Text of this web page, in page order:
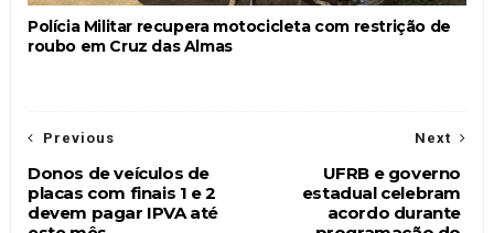
Polícia Militar recupera motocicleta com restrição de
roubo em Cruz das Almas
Next
UFRB e governo
estadual celebram
acordo durante
Previous
Donos de veículos de
placas com finais 1 e 2
devem pagar IPVA até